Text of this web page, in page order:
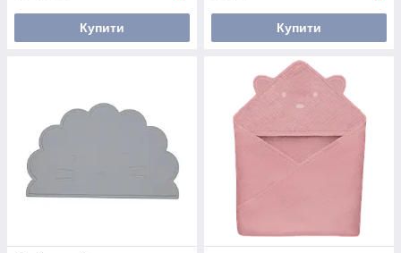
Купити Купити